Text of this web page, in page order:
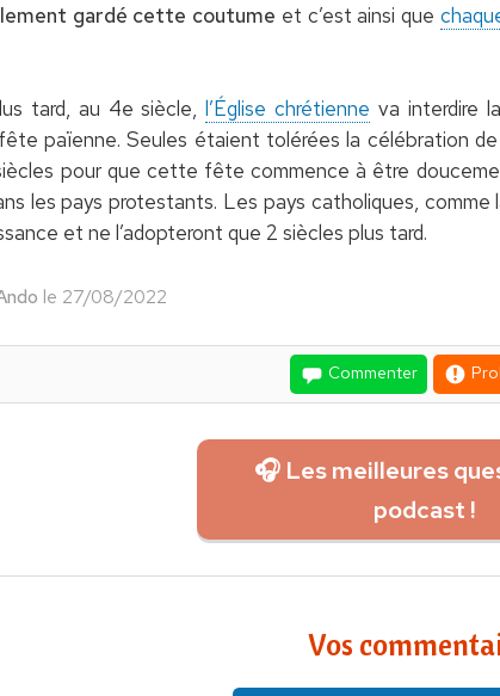
gardé cette coutume et c’est ainsi que
tard, au 4e siècle,l’Église chrétienne va interdire
païenne. Seules étaient tolérées la célébration
pour que cette fête commence à être
les pays protestants. Les pays catholiques,
et ne l’adopteront que 2 siècles plus tard.
le 27/08/2022
Commenter
🎧 Les meilleures
podcast !
Vos